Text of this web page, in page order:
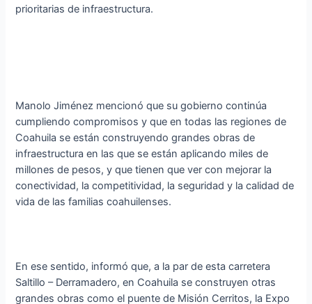
prioritarias de infraestructura.
Manolo Jiménez mencionó que su gobierno continúa
cumpliendo compromisos y que en todas las regiones de
Coahuila se están construyendo grandes obras de
infraestructura en las que se están aplicando miles de
millones de pesos, y que tienen que ver con mejorar la
conectividad, la competitividad, la seguridad y la calidad de
vida de las familias coahuilenses.
En ese sentido, informó que, a la par de esta carretera
Saltillo – Derramadero, en Coahuila se construyen otras
grandes obras como el puente de Misión Cerritos, la Expo